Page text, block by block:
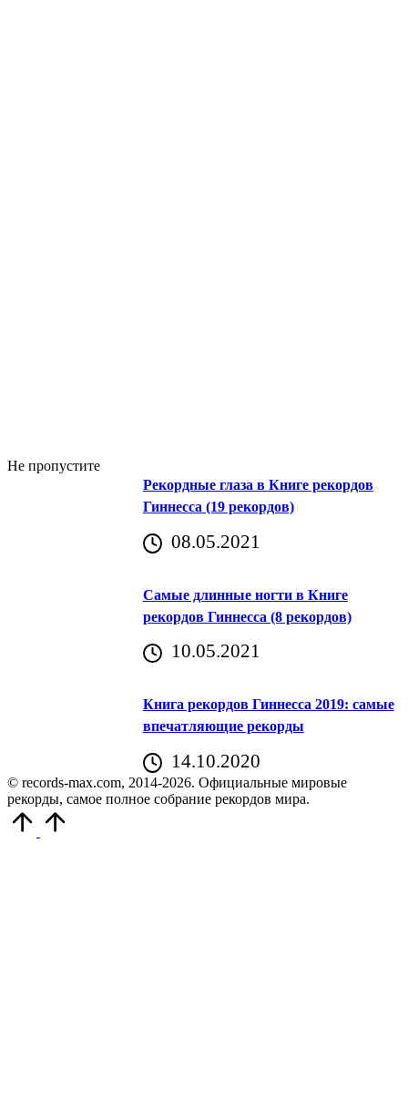
Не пропустите
Рекордные глаза в Книге рекордов
Гиннесса (19 рекордов)
08.05.2021
Самые длинные ногти в Книге
рекордов Гиннесса (8 рекордов)
10.05.2021
Книга рекордов Гиннесса 2019: самые
впечатляющие рекорды
14.10.2020
© records-max.com, 2014-2026. Официальные мировые
рекорды, самое полное собрание рекордов мира.